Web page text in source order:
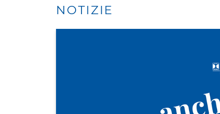
NOTIZIE